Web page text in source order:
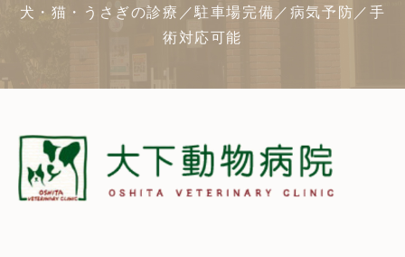
犬・猫・うさぎの診療／駐車場完備／病気予防／手
術対応可能